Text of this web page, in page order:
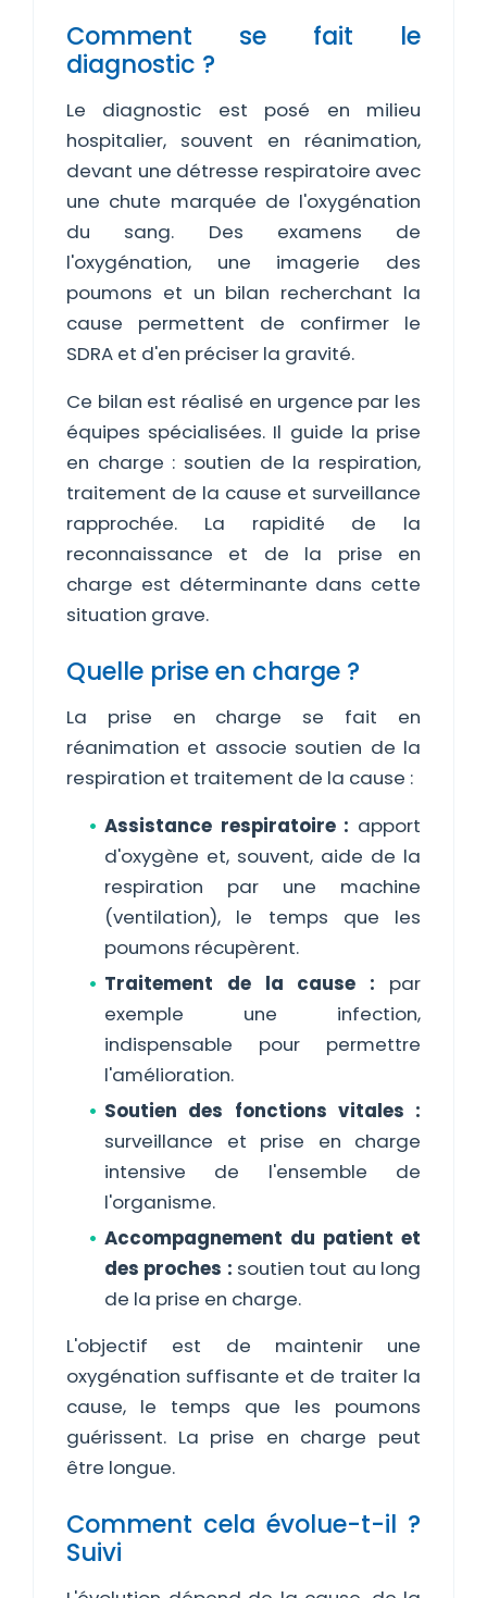
Comment se fait le
diagnostic ?
Le diagnostic est posé en milieu
hospitalier, souvent en réanimation,
devant une détresse respiratoire avec
une chute marquée de l'oxygénation
du sang. Des examens de
l'oxygénation, une imagerie des
poumons et un bilan recherchant la
cause permettent de confirmer le
SDRA et d'en préciser la gravité.
Ce bilan est réalisé en urgence par les
équipes spécialisées. Il guide la prise
en charge : soutien de la respiration,
traitement de la cause et surveillance
rapprochée. La rapidité de la
reconnaissance et de la prise en
charge est déterminante dans cette
situation grave.
Quelle prise en charge ?
La prise en charge se fait en
réanimation et associe soutien de la
respiration et traitement de la cause :
Assistance respiratoire : apport
d'oxygène et, souvent, aide de la
respiration par une machine
(ventilation), le temps que les
poumons récupèrent.
Traitement de la cause : par
exemple une infection,
indispensable pour permettre
l'amélioration.
Soutien des fonctions vitales :
surveillance et prise en charge
intensive de l'ensemble de
l'organisme.
Accompagnement du patient et
des proches : soutien tout au long
de la prise en charge.
L'objectif est de maintenir une
oxygénation suffisante et de traiter la
cause, le temps que les poumons
guérissent. La prise en charge peut
être longue.
Comment cela évolue-t-il ?
Suivi